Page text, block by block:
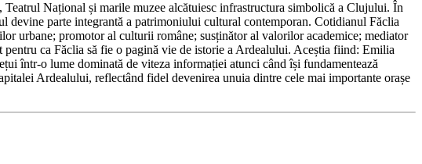
Național și marile muzee alcătuiesc infrastructura simbolică a Clujului. În
devine parte integrantă a patrimoniului cultural contemporan. Cotidianul Făclia
urbane; promotor al culturii române; susținător al valorilor academice; mediator
ca Făclia să fie o pagină vie de istorie a Ardealului. Aceștia fiind: Emilia
într-o lume dominată de viteza informației atunci când își fundamentează
Ardealului, reflectând fidel devenirea unuia dintre cele mai importante orașe